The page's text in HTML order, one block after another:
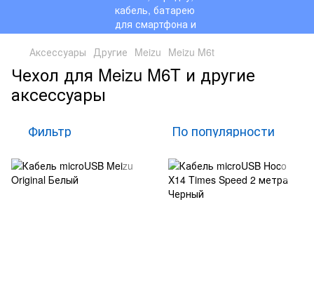
Аксессуары Другие Meizu Meizu M6t
Чехол для Meizu M6T и другие
аксессуары
Фильтр По популярности